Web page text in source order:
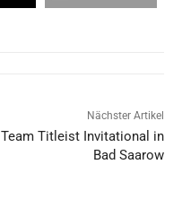
Nächster Artikel
Team Titleist Invitational in
Bad Saarow